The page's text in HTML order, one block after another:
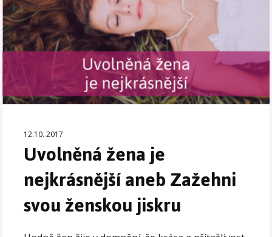
12.10. 2017
Uvolněná žena je
nejkrásnější aneb Zažehni
svou ženskou jiskru